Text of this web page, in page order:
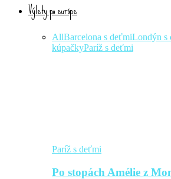
Výlety po európe
AllBarcelona s deťmiLondýn s
kúpačkyParíž s deťmi
Paríž s deťmi
Po stopách Amélie z